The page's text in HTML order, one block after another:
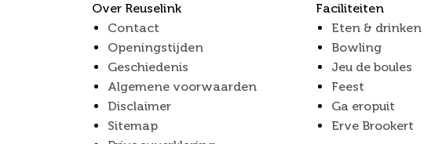
Over Reuselink
Contact
Openingstijden
Geschiedenis
Algemene voorwaarden
Disclaimer
Sitemap
Faciliteiten
Eten & drinken
Bowling
Jeu de boules
Feest
Ga eropuit
Erve Brookert